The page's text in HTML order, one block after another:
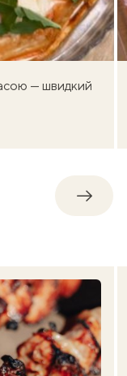
— швидкий